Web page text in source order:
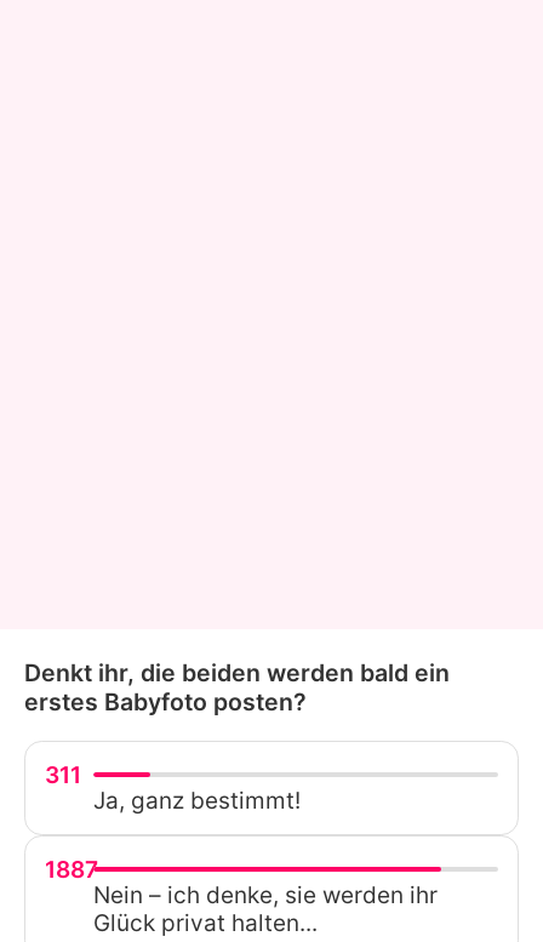
Denkt ihr, die beiden werden bald ein
erstes Babyfoto posten?
311
Ja, ganz bestimmt!
1887
Nein – ich denke, sie werden ihr
Glück privat halten...